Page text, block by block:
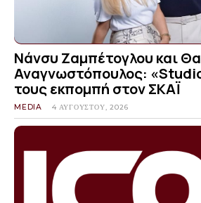
Νάνσυ Ζαμπέτογλου και
Αναγνωστόπουλος:
τους εκπομπή στον ΣΚΑΪ
MEDIA 4 ΑΥΓΟΎΣΤΟΥ, 2026